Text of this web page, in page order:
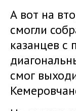
А вот на
смогли
казанцев с
смог